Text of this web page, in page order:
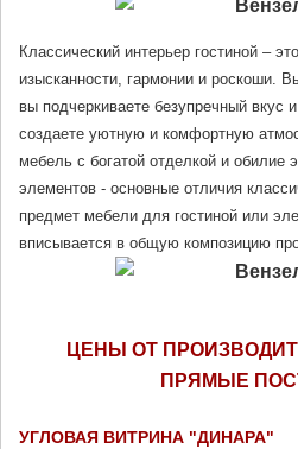
Классический интерьер гостиной –
изысканности, гармонии и роскоши.
вы подчеркиваете безупречный вкус
создаете уютную и комфортную
мебель с богатой отделкой и обилие
элементов - основные отличия
предмет мебели для гостиной или
вписывается в общую композицию
ЦЕНЫ ОТ
ПРЯМЫЕ
УГЛОВАЯ ВИТРИНА "ДИНАРА"